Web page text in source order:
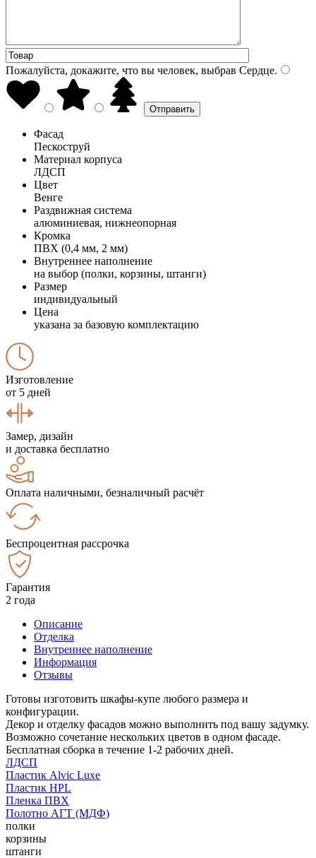
Пожалуйста, докажите, что вы человек, выбрав Сердце.
Фасад
Пескоструй
Материал корпуса
ЛДСП
Цвет
Венге
Раздвижная система
алюминиевая, нижнеопорная
Кромка
ПВХ (0,4 мм, 2 мм)
Внутреннее наполнение
на выбор (полки, корзины, штанги)
Размер
индивидуальный
Цена
указана за базовую комплектацию
Изготовление
от 5 дней
Замер, дизайн
и доставка бесплатно
Оплата наличными, безналичный расчёт
Беспроцентная рассрочка
Гарантия
2 года
Описание
Отделка
Внутреннее наполнение
Информация
Отзывы
Готовы изготовить шкафы-купе любого размера и
конфигурации.
Декор и отделку фасадов можно выполнить под вашу задумку.
Возможно сочетание нескольких цветов в одном фасаде.
Бесплатная сборка в течение 1-2 рабочих дней.
ЛДСП
Пластик Alvic Luxe
Пластик HPL
Пленка ПВХ
Полотно АГТ (МДФ)
полки
корзины
штанги